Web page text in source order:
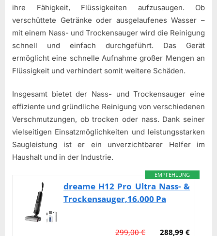
ihre Fähigkeit, Flüssigkeiten aufzusaugen. Ob
verschüttete Getränke oder ausgelaufenes Wasser –
mit einem Nass- und Trockensauger wird die Reinigung
schnell und einfach durchgeführt. Das Gerät
ermöglicht eine schnelle Aufnahme großer Mengen an
Flüssigkeit und verhindert somit weitere Schäden.
Insgesamt bietet der Nass- und Trockensauger eine
effiziente und gründliche Reinigung von verschiedenen
Verschmutzungen, ob trocken oder nass. Dank seiner
vielseitigen Einsatzmöglichkeiten und leistungsstarken
Saugleistung ist er ein unverzichtbarer Helfer im
Haushalt und in der Industrie.
EMPFEHLUNG
dreame H12 Pro Ultra Nass- &
Trockensauger,16.000 Pa
288,99 €
299,00 €